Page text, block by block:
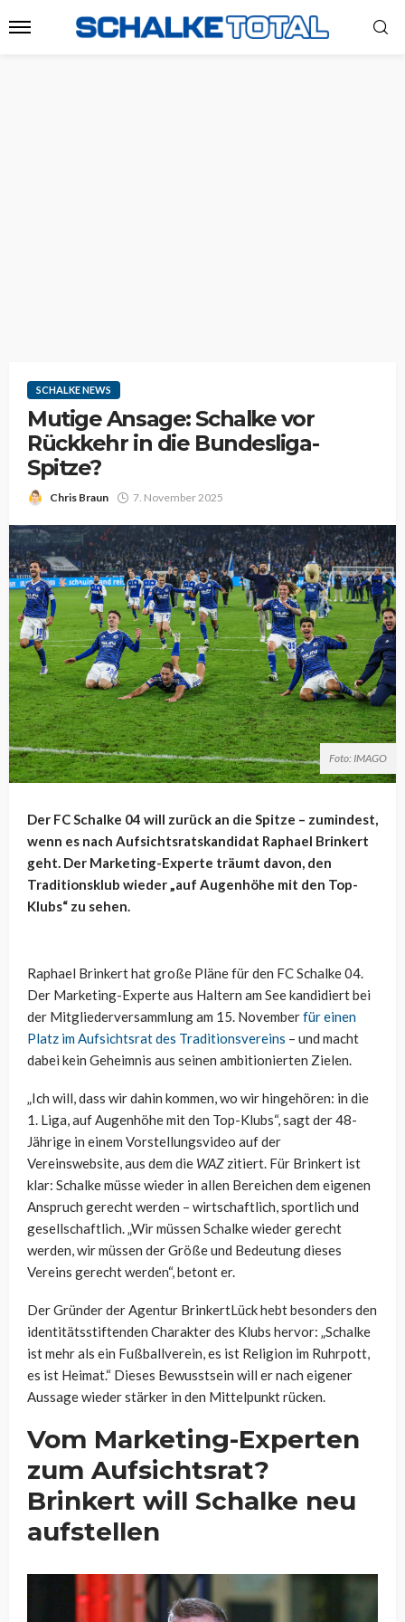
SCHALKE NEWS
Mutige Ansage: Schalke vor
Rückkehr in die Bundesliga-
Spitze?
Chris Braun 7. November 2025
Foto: IMAGO
Der FC Schalke 04 will zurück an die Spitze – zumindest,
wenn es nach Aufsichtsratskandidat Raphael Brinkert
geht. Der Marketing-Experte träumt davon, den
Traditionsklub wieder „auf Augenhöhe mit den Top-
Klubs“ zu sehen.
Raphael Brinkert hat große Pläne für den FC Schalke 04.
Der Marketing-Experte aus Haltern am See kandidiert bei
der Mitgliederversammlung am 15. Novemberfür einen
Platz im Aufsichtsrat des Traditionsvereins – und macht
dabei kein Geheimnis aus seinen ambitionierten Zielen.
„Ich will, dass wir dahin kommen, wo wir hingehören: in die
1. Liga, auf Augenhöhe mit den Top-Klubs“, sagt der 48-
Jährige in einem Vorstellungsvideo auf der
Vereinswebsite, aus dem die WAZ zitiert. Für Brinkert ist
klar: Schalke müsse wieder in allen Bereichen dem eigenen
Anspruch gerecht werden – wirtschaftlich, sportlich und
gesellschaftlich. „Wir müssen Schalke wieder gerecht
werden, wir müssen der Größe und Bedeutung dieses
Vereins gerecht werden“, betont er.
Der Gründer der Agentur BrinkertLück hebt besonders den
identitätsstiftenden Charakter des Klubs hervor: „Schalke
ist mehr als ein Fußballverein, es ist Religion im Ruhrpott,
es ist Heimat.“ Dieses Bewusstsein will er nach eigener
Aussage wieder stärker in den Mittelpunkt rücken.
Vom Marketing-Experten
zum Aufsichtsrat?
Brinkert will Schalke neu
aufstellen